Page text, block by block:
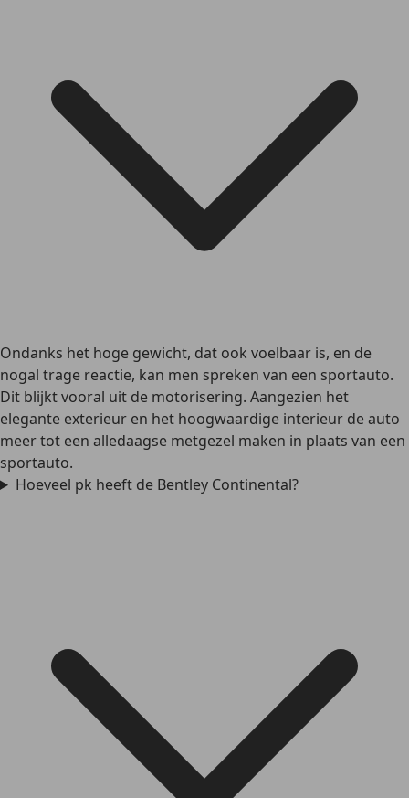
Ondanks het hoge gewicht, dat ook voelbaar is, en de
nogal trage reactie, kan men spreken van een sportauto.
Dit blijkt vooral uit de motorisering. Aangezien het
elegante exterieur en het hoogwaardige interieur de auto
meer tot een alledaagse metgezel maken in plaats van een
sportauto.
Hoeveel pk heeft de Bentley Continental?